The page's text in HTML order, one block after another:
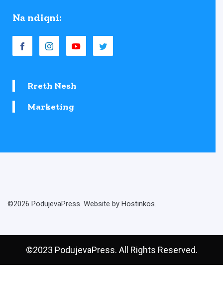
Na ndiqni:
Rreth Nesh
Marketing
©2026 PodujevaPress. Website by Hostinkos.
©2023 PodujevaPress. All Rights Reserved.